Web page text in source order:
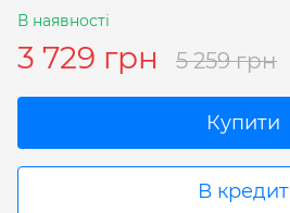
В наявності
3 729 грн 5 259 грн
Купити
В кредит